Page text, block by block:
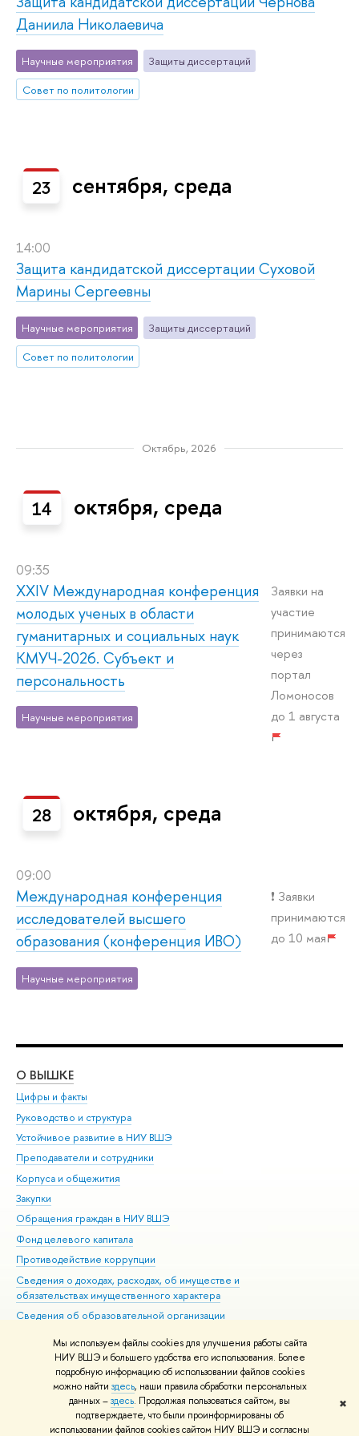
Мы используем файлы cookies для улучшения работы сайта
НИУ ВШЭ и большего удобства его использования. Более
подробную информацию об использовании файлов cookies
можно найти здесь, наши правила обработки персональных
данных –здесь. Продолжая пользоваться сайтом, вы
подтверждаете, что были проинформированы об
использовании файлов cookies сайтом НИУ ВШЭ и согласны
✖
Даниила Николаевича
Научные мероприятия
Защиты диссертаций
Совет по политологии
23 сентября, среда
14:00
Защита кандидатской диссертации Суховой
Марины Сергеевны
Научные мероприятия
Защиты диссертаций
Совет по политологии
Октябрь, 2026
14 октября, среда
09:35
Заявки на
участие
принимаются
через
портал
Ломоносов
до 1 августа
XXIV Международная конференция
молодых ученых в области
гуманитарных и социальных наук
КМУЧ-2026. Субъект и
персональность
Научные мероприятия
28 октября, среда
09:00
❗️ Заявки
принимаются
до 10 мая
Международная конференция
исследователей высшего
образования (конференция ИВО)
Научные мероприятия
О ВЫШКЕ
Цифры и факты
Руководство и структура
Устойчивое развитие в НИУ ВШЭ
Преподаватели и сотрудники
Корпуса и общежития
Закупки
Обращения граждан в НИУ ВШЭ
Фонд целевого капитала
Противодействие коррупции
Сведения о доходах, расходах, об имуществе и
обязательствах имущественного характера
Сведения об образовательной организации
Людям с ограниченными возможностями здоровья
Единая платежная страница
Работа в Вышке
© НИУ ВШЭ 1993–2026 Адреса и контакты Условия использования